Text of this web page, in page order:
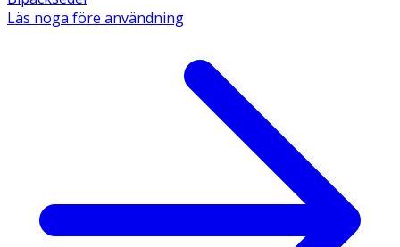
Läs noga före användning